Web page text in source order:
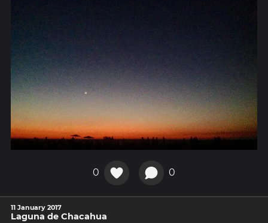
0 0
11 January 2017
Laguna de Chacahua